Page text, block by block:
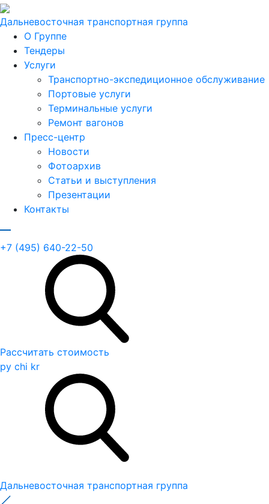
Дальневосточная транспортная группа
О Группе
Тендеры
Услуги
Транспортно-экспедиционное обслуживание
Портовые услуги
Терминальные услуги
Ремонт вагонов
Пресс-центр
Новости
Фотоархив
Статьи и выступления
Презентации
Контакты
+7 (495) 640-22-50
Рассчитать стоимость
ру chi kr
Дальневосточная транспортная группа